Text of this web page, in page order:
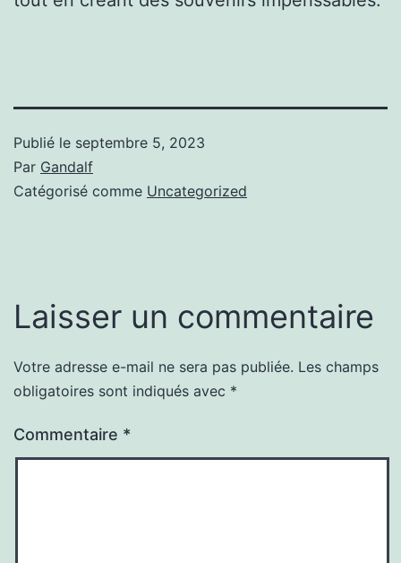
Publié le septembre 5, 2023
Par Gandalf
Catégorisé comme Uncategorized
Laisser un commentaire
Votre adresse e-mail ne sera pas publiée. Les champs
obligatoires sont indiqués avec *
Commentaire *